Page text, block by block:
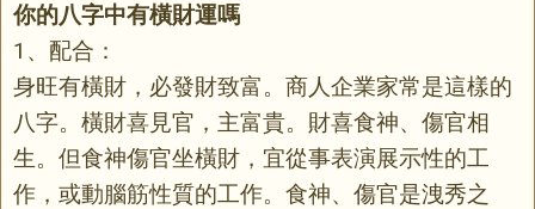
你的八字中有橫財運嗎
1、配合：
身旺有橫財，必發財致富。商人企業家常是這樣的
八字。橫財喜見官，主富貴。財喜食神、傷官相
生。但食神傷官坐橫財，宜從事表演展示性的工
作，或動腦筋性質的工作。食神、傷官是洩秀之